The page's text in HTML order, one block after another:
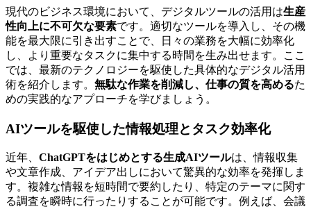
現代のビジネス環境において、デジタルツールの活用は生産
性向上に不可欠な要素です。適切なツールを導入し、その機
能を最大限に引き出すことで、日々の業務を大幅に効率化
し、より重要なタスクに集中する時間を生み出せます。ここ
では、最新のテクノロジーを駆使した具体的なデジタル活用
術を紹介します。 無駄な作業を削減し、仕事の質を高めるた
めの実践的なアプローチを学びましょう。
AIツールを駆使した情報処理とタスク効率化
近年、 ChatGPTをはじめとする生成AIツールは、情報収集
や文章作成、アイデア出しにおいて驚異的な効率を発揮しま
す。複雑な情報を短時間で要約したり、特定のテーマに関す
る調査を瞬時に行ったりすることが可能です。例えば、会議